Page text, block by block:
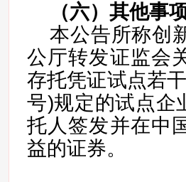
（六） 其他事
本公告所称创
公厅转发证监会
存托凭证试点若
号)规定的试点企
托人签发并在中
益的证券。